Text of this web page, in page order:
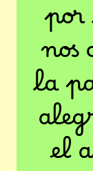
por
nos
la
el